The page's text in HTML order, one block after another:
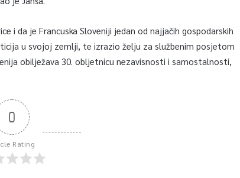
i da je Francuska Sloveniji jedan od najjačih gospodarskih
u svojoj zemlji, te izrazio želju za službenim posjetom
obilježava 30. obljetnicu nezavisnosti i samostalnosti,
0
Rating